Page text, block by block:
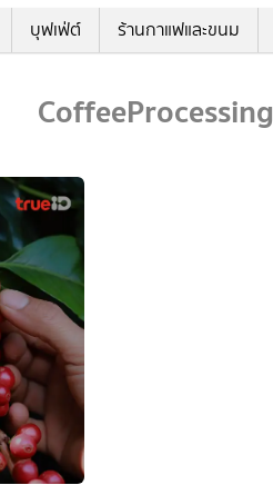
บุฟเฟ่ต์ ร้านกาแฟและขนม
CoffeeProcessing